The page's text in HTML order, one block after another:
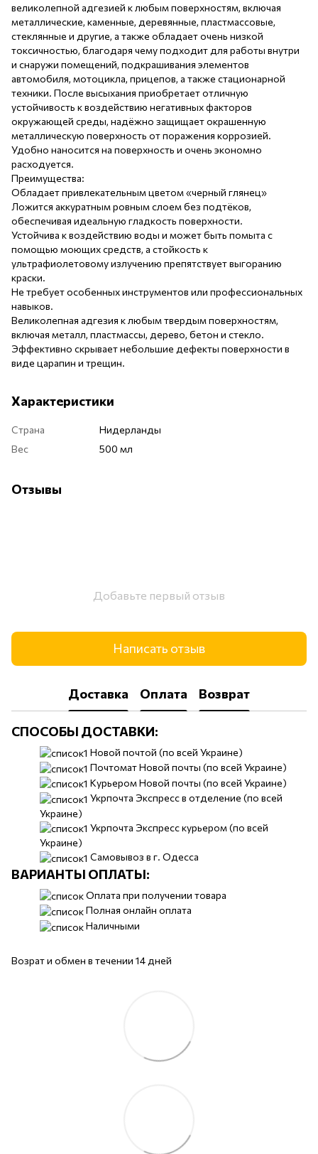
великолепной адгезией к любым поверхностям, включая
металлические, каменные, деревянные, пластмассовые,
стеклянные и другие, а также обладает очень низкой
токсичностью, благодаря чему подходит для работы внутри
и снаружи помещений, подкрашивания элементов
автомобиля, мотоцикла, прицепов, а также стационарной
техники. После высыхания приобретает отличную
устойчивость к воздействию негативных факторов
окружающей среды, надёжно защищает окрашенную
металлическую поверхность от поражения коррозией.
Удобно наносится на поверхность и очень экономно
расходуется.
Преимущества:
Обладает привлекательным цветом «черный глянец»
Ложится аккуратным ровным слоем без подтёков,
обеспечивая идеальную гладкость поверхности.
Устойчива к воздействию воды и может быть помыта с
помощью моющих средств, а стойкость к
ультрафиолетовому излучению препятствует выгоранию
краски.
Не требует особенных инструментов или профессиональных
навыков.
Великолепная адгезия к любым твердым поверхностям,
включая металл, пластмассы, дерево, бетон и стекло.
Эффективно скрывает небольшие дефекты поверхности в
виде царапин и трещин.
Характеристики
Страна
Нидерланды
Вес
500 мл
Отзывы
Добавьте первый отзыв
Написать отзыв
Доставка Оплата Возврат
СПОСОБЫ ДОСТАВКИ:
​​Новой почтой (по всей Украине)
Почтомат Новой почты (по всей Украине)
Курьером Новой почты (по всей Украине)
Укрпочта Экспресс в отделение (по всей
Украине)
Укрпочта Экспресс курьером (по всей
Украине)
Самовывоз в г. Одесса
ВАРИАНТЫ ОПЛАТЫ:
Оплата при получении товара
Полная онлайн оплата
Наличными
Возрат и обмен в течении 14 дней